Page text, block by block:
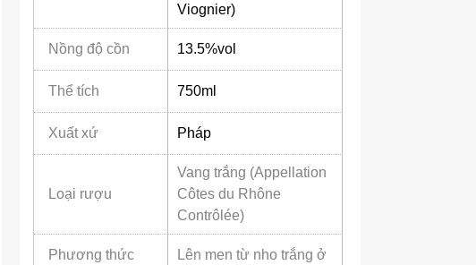
Viognier)
Nồng độ cồn 13.5%vol
Thể tích 750ml
Xuất xứ Pháp
Loại rượu
Vang trắng (Appellation
Côtes du Rhône
Contrôlée)
Phương thức
Lên men từ nho trắng ở